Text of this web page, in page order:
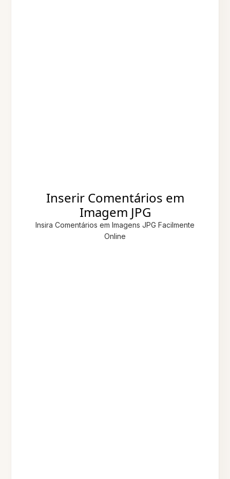
Inserir Comentários em
Imagem JPG
Insira Comentários em Imagens JPG Facilmente
Online